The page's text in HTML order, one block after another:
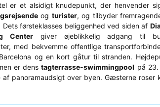
er et alsidigt knudepunkt, der henvender
og turister, og tilbyder
Dets førsteklasses beliggenhed ved siden af
Centergiver øjeblikkelig adgang til
med bekvemme offentlige
og en kort gåtur til stranden.
er denstagterrasse-swimmingpool på
af panoramaudsigt over byen. Gæsterne roser
omfattende